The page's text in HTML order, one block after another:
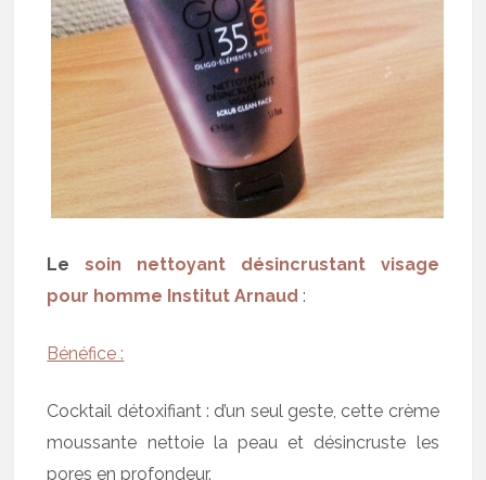
Lesoin nettoyant désincrustant visage
pour homme Institut Arnaud :
Bénéfice :
Cocktail détoxifiant : d’un seul geste, cette crème
moussante nettoie la peau et désincruste les
pores en profondeur.